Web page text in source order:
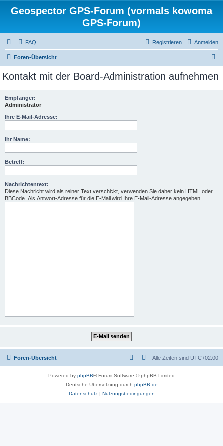
Geospector GPS-Forum (vormals kowoma
GPS-Forum)
FAQ Anmelden
Registrieren
Foren-Übersicht
c
Kontakt mit der Board-Administration aufnehmen
Empfänger:
Administrator
Ihre E-Mail-Adresse:
Ihr Name:
Betreff:
Nachrichtentext:
Diese Nachricht wird als reiner Text verschickt, verwenden Sie daher kein HTML oder
BBCode. Als Antwort-Adresse für die E-Mail wird Ihre E-Mail-Adresse angegeben.
Foren-Übersicht Alle Zeiten sind UTC+02:00
Powered by phpBB® Forum Software © phpBB Limited
Deutsche Übersetzung durch phpBB.de
Datenschutz| Nutzungsbedingungen